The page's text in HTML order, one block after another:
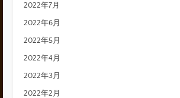
2022年7月
2022年6月
2022年5月
2022年4月
2022年3月
2022年2月